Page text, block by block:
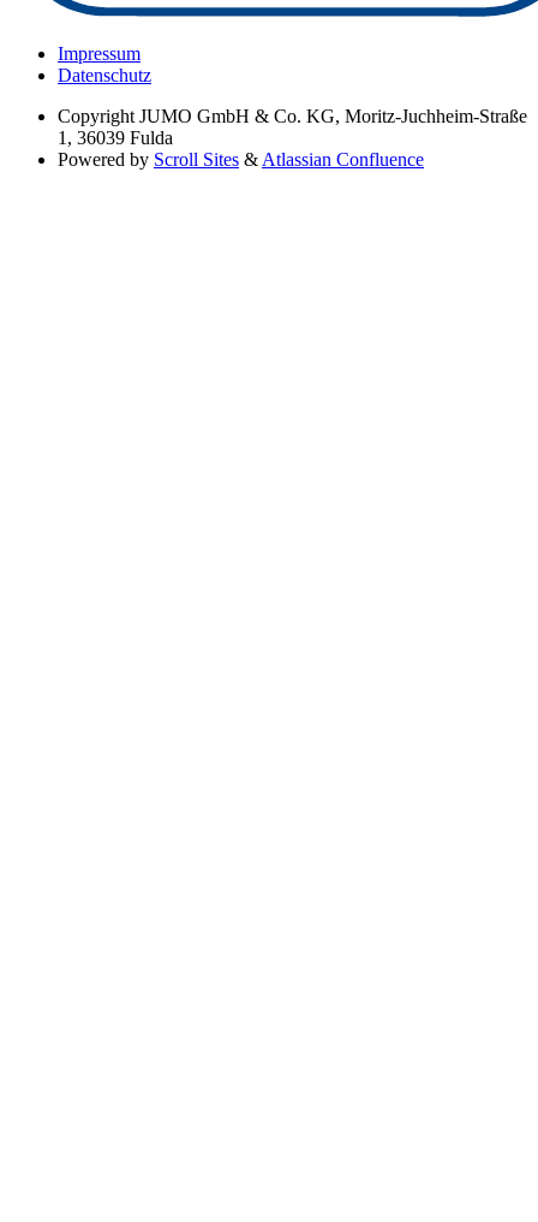
Impressum
Datenschutz
Copyright JUMO GmbH & Co. KG, Moritz-Juchheim-Straße
1, 36039 Fulda
Powered by Scroll Sites & Atlassian Confluence